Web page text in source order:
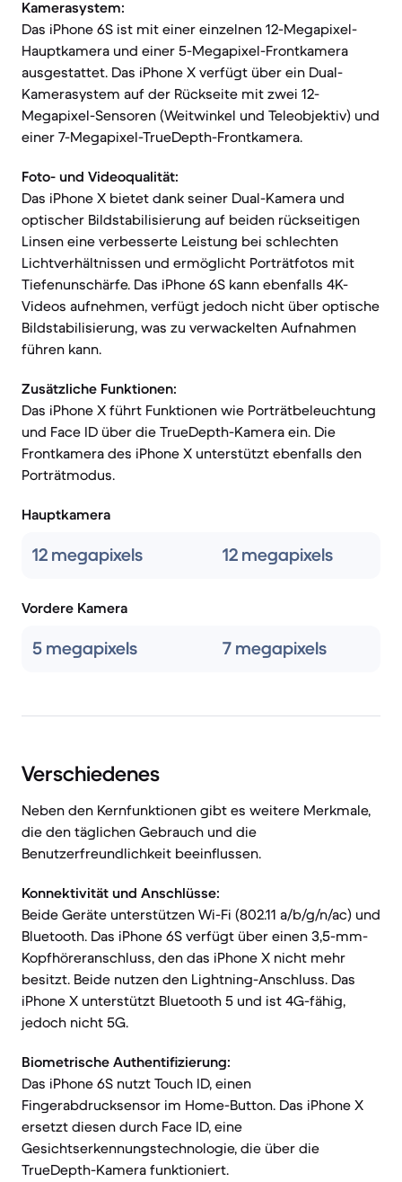
Kamerasystem:
Das iPhone 6S ist mit einer einzelnen 12-Megapixel-
Hauptkamera und einer 5-Megapixel-Frontkamera
ausgestattet. Das iPhone X verfügt über ein Dual-
Kamerasystem auf der Rückseite mit zwei 12-
Megapixel-Sensoren (Weitwinkel und Teleobjektiv) und
einer 7-Megapixel-TrueDepth-Frontkamera.
Foto- und Videoqualität:
Das iPhone X bietet dank seiner Dual-Kamera und
optischer Bildstabilisierung auf beiden rückseitigen
Linsen eine verbesserte Leistung bei schlechten
Lichtverhältnissen und ermöglicht Porträtfotos mit
Tiefenunschärfe. Das iPhone 6S kann ebenfalls 4K-
Videos aufnehmen, verfügt jedoch nicht über optische
Bildstabilisierung, was zu verwackelten Aufnahmen
führen kann.
Zusätzliche Funktionen:
Das iPhone X führt Funktionen wie Porträtbeleuchtung
und Face ID über die TrueDepth-Kamera ein. Die
Frontkamera des iPhone X unterstützt ebenfalls den
Porträtmodus.
Hauptkamera
12 megapixels 12 megapixels
Vordere Kamera
5 megapixels 7 megapixels
Verschiedenes
Neben den Kernfunktionen gibt es weitere Merkmale,
die den täglichen Gebrauch und die
Benutzerfreundlichkeit beeinflussen.
Konnektivität und Anschlüsse:
Beide Geräte unterstützen Wi-Fi (802.11 a/b/g/n/ac) und
Bluetooth. Das iPhone 6S verfügt über einen 3,5-mm-
Kopfhöreranschluss, den das iPhone X nicht mehr
besitzt. Beide nutzen den Lightning-Anschluss. Das
iPhone X unterstützt Bluetooth 5 und ist 4G-fähig,
jedoch nicht 5G.
Biometrische Authentifizierung:
Das iPhone 6S nutzt Touch ID, einen
Fingerabdrucksensor im Home-Button. Das iPhone X
ersetzt diesen durch Face ID, eine
Gesichtserkennungstechnologie, die über die
TrueDepth-Kamera funktioniert.